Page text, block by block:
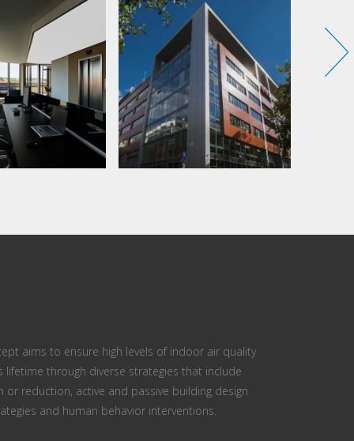
aims to ensure high levels of indoor air quality
lifetime through diverse strategies that include
or reduction, active and passive building design
and human behavior interventions.